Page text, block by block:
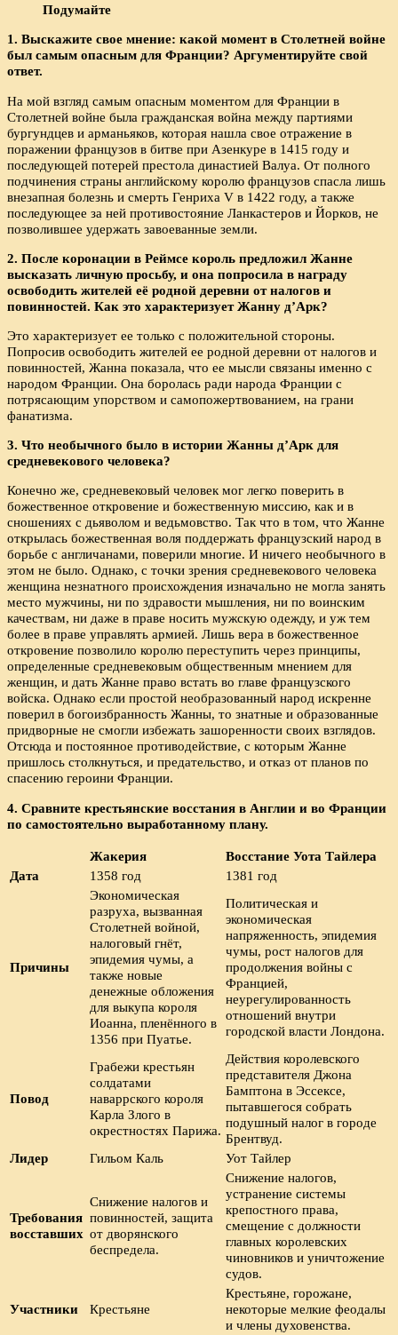
Подумайте
1. Выскажите свое мнение: какой момент в Столетней войне
был самым опасным для Франции? Аргументируйте свой
ответ.
На мой взгляд самым опасным моментом для Франции в
Столетней войне была гражданская война между партиями
бургундцев и арманьяков, которая нашла свое отражение в
поражении французов в битве при Азенкуре в 1415 году и
последующей потерей престола династией Валуа. От полного
подчинения страны английскому королю французов спасла лишь
внезапная болезнь и смерть Генриха V в 1422 году, а также
последующее за ней противостояние Ланкастеров и Йорков, не
позволившее удержать завоеванные земли.
2. После коронации в Реймсе король предложил Жанне
высказать личную просьбу, и она попросила в награду
освободить жителей её родной деревни от налогов и
повинностей. Как это характеризует Жанну д’Арк?
Это характеризует ее только с положительной стороны.
Попросив освободить жителей ее родной деревни от налогов и
повинностей, Жанна показала, что ее мысли связаны именно с
народом Франции. Она боролась ради народа Франции с
потрясающим упорством и самопожертвованием, на грани
фанатизма.
3. Что необычного было в истории Жанны д’Арк для
средневекового человека?
Конечно же, средневековый человек мог легко поверить в
божественное откровение и божественную миссию, как и в
сношениях с дьяволом и ведьмовство. Так что в том, что Жанне
открылась божественная воля поддержать французский народ в
борьбе с англичанами, поверили многие. И ничего необычного в
этом не было. Однако, с точки зрения средневекового человека
женщина незнатного происхождения изначально не могла занять
место мужчины, ни по здравости мышления, ни по воинским
качествам, ни даже в праве носить мужскую одежду, и уж тем
более в праве управлять армией. Лишь вера в божественное
откровение позволило королю переступить через принципы,
определенные средневековым общественным мнением для
женщин, и дать Жанне право встать во главе французского
войска. Однако если простой необразованный народ искренне
поверил в богоизбранность Жанны, то знатные и образованные
придворные не смогли избежать зашоренности своих взглядов.
Отсюда и постоянное противодействие, с которым Жанне
пришлось столкнуться, и предательство, и отказ от планов по
спасению героини Франции.
4. Сравните крестьянские восстания в Англии и во Франции
по самостоятельно выработанному плану.
Жакерия
Восстание Уота Тайлера
Дата
1358 год 1381 год
Причины
Экономическая
разруха, вызванная
Столетней войной,
налоговый гнёт,
эпидемия чумы, а
также новые
денежные обложения
для выкупа короля
Иоанна, пленённого в
1356 при Пуатье.
Политическая и
экономическая
напряженность, эпидемия
чумы, рост налогов для
продолжения войны с
Францией,
неурегулированность
отношений внутри
городской власти Лондона.
Повод
Грабежи крестьян
солдатами
наваррского короля
Карла Злого в
окрестностях Парижа.
Действия королевского
представителя Джона
Бамптона в Эссексе,
пытавшегося собрать
подушный налог в городе
Брентвуд.
Лидер
Гильом Каль Уот Тайлер
Требования
восставших
Снижение налогов и
повинностей, защита
от дворянского
беспредела.
Снижение налогов,
устранение системы
крепостного права,
смещение с должности
главных королевских
чиновников и уничтожение
судов.
Участники Крестьяне
Крестьяне, горожане,
некоторые мелкие феодалы
и члены духовенства.